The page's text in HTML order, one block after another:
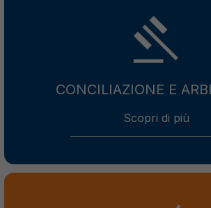
CONCILIAZIONE E
Scopri di più